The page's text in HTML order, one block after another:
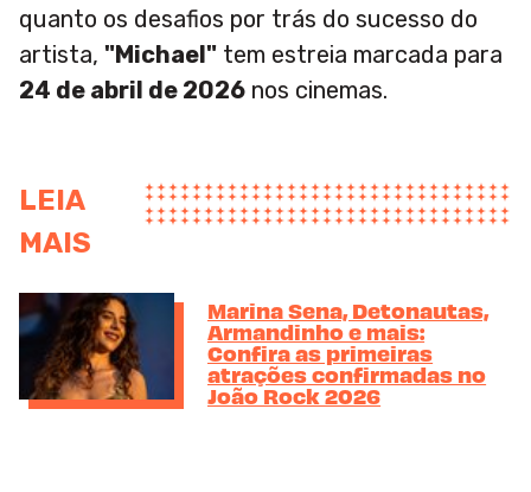
quanto os desafios por trás do sucesso do
artista, "Michael" tem estreia marcada para
24 de abril de 2026 nos cinemas.
LEIA
MAIS
Marina Sena, Detonautas,
Armandinho e mais:
Confira as primeiras
atrações confirmadas no
João Rock 2026